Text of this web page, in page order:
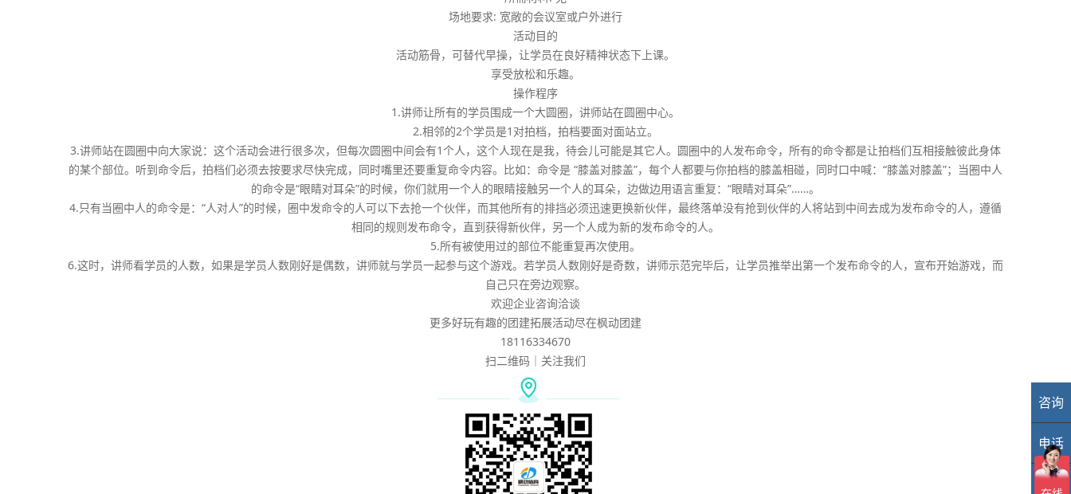
场地要求: 宽敞的会议室或户外进行
活动目的
活动筋骨，可替代早操，让学员在良好精神状态下上课。
享受放松和乐趣。
操作程序
1.讲师让所有的学员围成一个大圆圈，讲师站在圆圈中心。
2.相邻的2个学员是1对拍档，拍档要面对面站立。
3.讲师站在圆圈中向大家说：这个活动会进行很多次，但每次圆圈中间会有1个人，这个人现在是我，待会儿可能是其它人。圆圈中的人发布命令，所有的命令都是让拍档们互相接触彼此身体
的某个部位。听到命令后，拍档们必须去按要求尽快完成，同时嘴里还要重复命令内容。比如：命令是 “膝盖对膝盖”，每个人都要与你拍档的膝盖相碰，同时口中喊：“膝盖对膝盖”；当圈中人
的命令是“眼睛对耳朵”的时候，你们就用一个人的眼睛接触另一个人的耳朵，边做边用语言重复：“眼睛对耳朵”……。
4.只有当圈中人的命令是：“人对人”的时候，圈中发命令的人可以下去抢一个伙伴，而其他所有的排挡必须迅速更换新伙伴，最终落单没有抢到伙伴的人将站到中间去成为发布命令的人，遵循
相同的规则发布命令，直到获得新伙伴，另一个人成为新的发布命令的人。
5.所有被使用过的部位不能重复再次使用。
6.这时，讲师看学员的人数，如果是学员人数刚好是偶数，讲师就与学员一起参与这个游戏。若学员人数刚好是奇数，讲师示范完毕后，让学员推举出第一个发布命令的人，宣布开始游戏，而
自己只在旁边观察。
欢迎企业咨询洽谈
更多好玩有趣的团建拓展活动尽在枫动团建
18116334670
扫二维码｜关注我们
业
咨询
电话
TOP